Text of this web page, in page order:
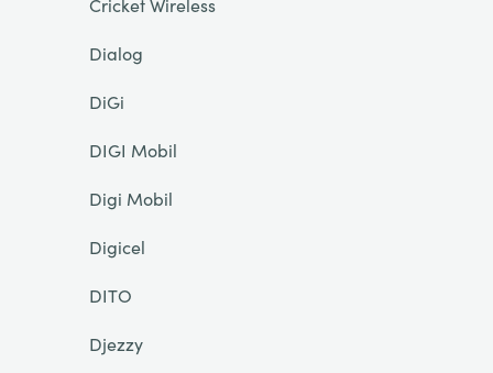
Dialog
DiGi
DIGI Mobil
Digi Mobil
Digicel
DITO
Djezzy